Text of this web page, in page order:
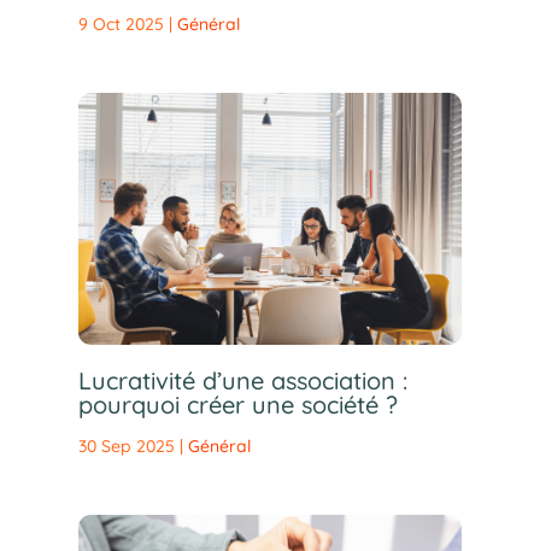
9 Oct 2025 | Général
Lucrativité d’une association :
pourquoi créer une société ?
30 Sep 2025 Général